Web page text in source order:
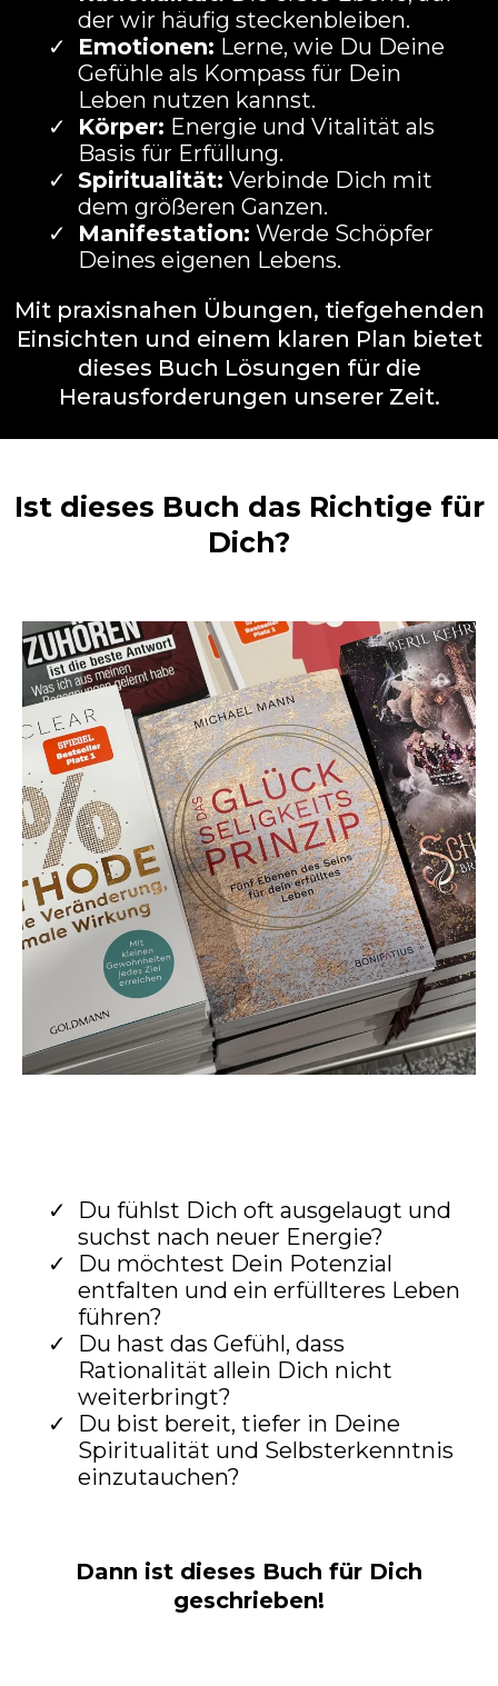
der wir häufig steckenbleiben.
Emotionen: Lerne, wie Du Deine
Gefühle als Kompass für Dein
Leben nutzen kannst.
Körper: Energie und Vitalität als
Basis für Erfüllung.
Spiritualität: Verbinde Dich mit
dem größeren Ganzen.
Manifestation: Werde Schöpfer
Deines eigenen Lebens.
Mit praxisnahen Übungen, tiefgehenden
Einsichten und einem klaren Plan bietet
dieses Buch Lösungen für die
Herausforderungen unserer Zeit.
Ist dieses Buch das Richtige für
Dich?
Du fühlst Dich oft ausgelaugt und
suchst nach neuer Energie?
Du möchtest Dein Potenzial
entfalten und ein erfüllteres Leben
führen?
Du hast das Gefühl, dass
Rationalität allein Dich nicht
weiterbringt?
Du bist bereit, tiefer in Deine
Spiritualität und Selbsterkenntnis
einzutauchen?
Dann ist dieses Buch für Dich
geschrieben!